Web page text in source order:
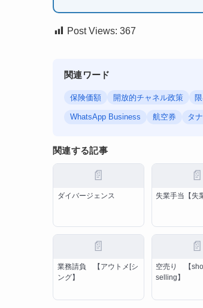
Post Views: 367
関連ワード
保険価額 開放的チャネル政策
WhatsApp Business 航空券 タ
関連する記事
📄
ダイバージェンス
📄
失業手当【失
📄
業務請負 【アウトメ[シ
ング】
📄
空売り 【
selling】